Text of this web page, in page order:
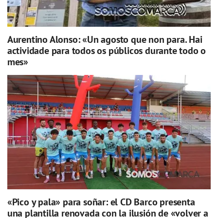
Aurentino Alonso: «Un agosto que non para. Hai
actividade para todos os públicos durante todo o
mes»
«Pico y pala» para soñar: el CD Barco presenta
una plantilla renovada con la ilusión de «volver a